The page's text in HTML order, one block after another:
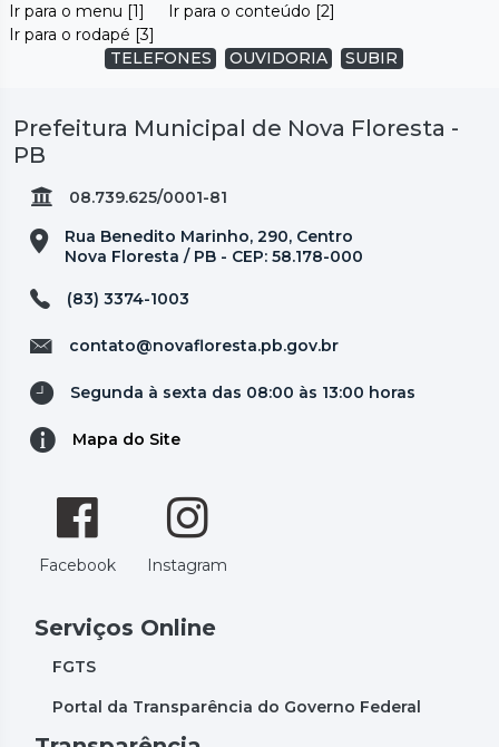
Ir para o menu [1]
Ir para o conteúdo [2]
Ir para o rodapé [3]
TELEFONES
OUVIDORIA SUBIR
Prefeitura Municipal de Nova Floresta -
PB
08.739.625/0001-81
Rua Benedito Marinho, 290, Centro
Nova Floresta / PB - CEP: 58.178-000
(83) 3374-1003
contato@novafloresta.pb.gov.br
Segunda à sexta das 08:00 às 13:00 horas
Mapa do Site
Facebook Instagram
Serviços Online
FGTS
Portal da Transparência do Governo Federal